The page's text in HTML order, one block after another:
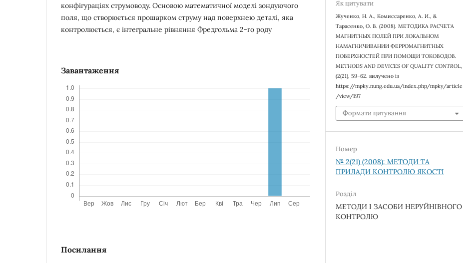
конфігураціях струмоводу. Основою математичної моделі зондуючого
поля, що створюється прошарком струму над поверхнею деталі, яка
контролюється, є інтегральне рівняння Фредгольма 2-го роду
Завантаження
Посилання
Як цитувати
Жученко, Н. А., Комиссаренко, А. И., &
Тарасенко, О. В. (2008). МЕТОДИКА РАСЧЕТА
МАГНИТНЫХ ПОЛЕЙ ПРИ ЛОКАЛЬНОМ
НАМАГНИЧИВАНИИ ФЕРРОМАГНИТНЫХ
ПОВЕРХНОСТЕЙ ПРИ ПОМОЩИ ТОКОВОДОВ.
METHODS AND DEVICES OF QUALITY CONTROL,
(2(21), 59–62. вилучено із
https://mpky.nung.edu.ua/index.php/mpky/article
/view/197
Формати цитування
Номер
№ 2(21) (2008): МЕТОДИ ТА
ПРИЛАДИ КОНТРОЛЮ ЯКОСТІ
Розділ
МЕТОДИ І ЗАСОБИ НЕРУЙНІВНОГО
КОНТРОЛЮ